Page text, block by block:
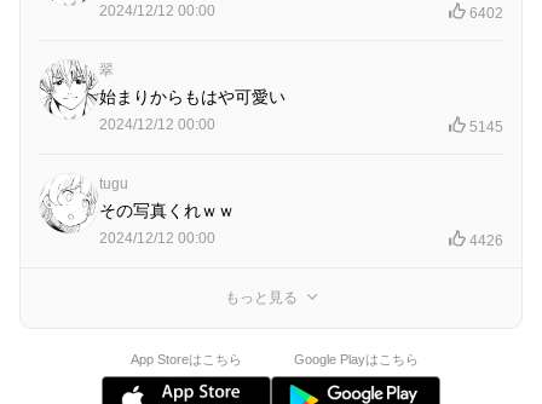
2024/12/12 00:00 6402
翠
始まりからもはや可愛い
2024/12/12 00:00 5145
tugu
その写真くれｗｗ
2024/12/12 00:00 4426
もっと見る
App Storeはこちら Google Playはこちら